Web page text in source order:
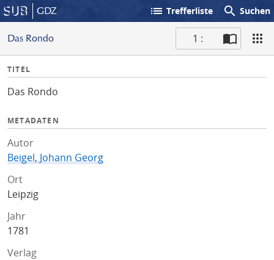
GDZ list Trefferliste search Suchen
Das Rondo 1 :
I
f
TITEL
Das Rondo
METADATEN
Autor
Beigel, Johann Georg
Ort
Leipzig
Jahr
1781
Verlag